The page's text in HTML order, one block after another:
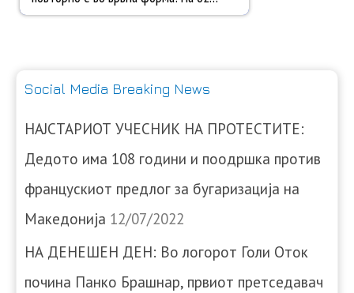
Social Media Breaking News
НАЈСТАРИОТ УЧЕСНИК НА ПРОТЕСТИТЕ:
Дедото има 108 години и поодршка против
францускиот предлог за бугаризација на
Македонија 12/07/2022
НА ДЕНЕШЕН ДЕН: Во логорот Голи Оток
почина Панко Брашнар, првиот претседавач